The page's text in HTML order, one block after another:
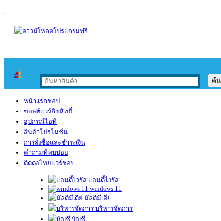
หน้าแรกชอป
ซอฟต์แวร์ลิขสิทธิ์
อุปกรณ์ไอที
สินค้าโปรโมชั่น
การสั่งซื้อและชำระเงิน
คำถามที่พบบ่อย
ติดต่อไทยแวร์ชอป
แอนตี้ไวรัส
windows 11
มัลติมีเดีย
บริหารจัดการ
บัญชี